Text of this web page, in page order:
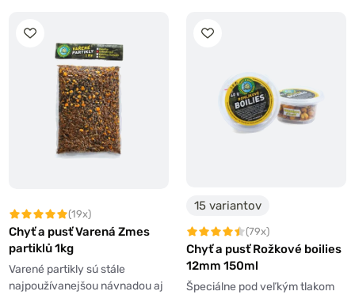
(19x)
Chyť a pusť Varená Zmes
partiklů 1kg
Varené partikly sú stále
najpoužívanejšou návnadou aj
15 variantov
(79x)
Chyť a pusť Rožkové boilies
12mm 150ml
Špeciálne pod veľkým tlakom